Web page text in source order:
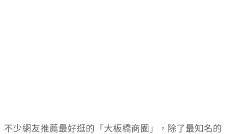
不少網友推薦最好逛的「大板橋商圈」，除了最知名的